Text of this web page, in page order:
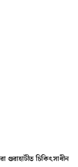
গুৱাহাটীত চিকিৎসাধীন